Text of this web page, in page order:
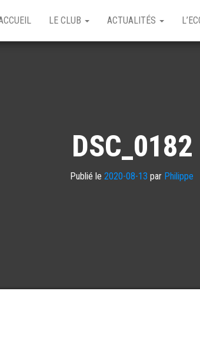
LE CLUB ACTUALITÉS
DSC_0182
Publié le 2020-08-13 par Philippe